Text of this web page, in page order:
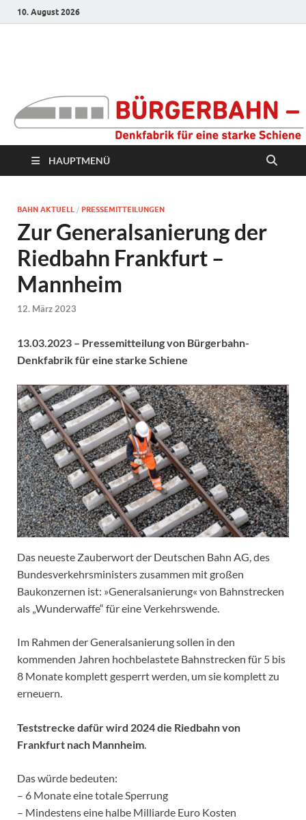
10. August 2026
Denkfabrik für eine
starke Schiene
HAUPTMENÜ
BAHN AKTUELL / PRESSEMITTEILUNGEN
Zur Generalsanierung der
Riedbahn Frankfurt –
Mannheim
12. März 2023
13.03.2023 – Pressemitteilung von Bürgerbahn-
Denkfabrik für eine starke Schiene
Das neueste Zauberwort der Deutschen Bahn AG, des
Bundesverkehrsministers zusammen mit großen
Baukonzernen ist: »Generalsanierung« von Bahnstrecken
als „Wunderwaffe“ für eine Verkehrswende.
Im Rahmen der Generalsanierung sollen in den
kommenden Jahren hochbelastete Bahnstrecken für 5 bis
8 Monate komplett gesperrt werden, um sie komplett zu
erneuern.
Teststrecke dafür wird 2024 die Riedbahn von
Frankfurt nach Mannheim.
Das würde bedeuten:
– 6 Monate eine totale Sperrung
– Mindestens eine halbe Milliarde Euro Kosten